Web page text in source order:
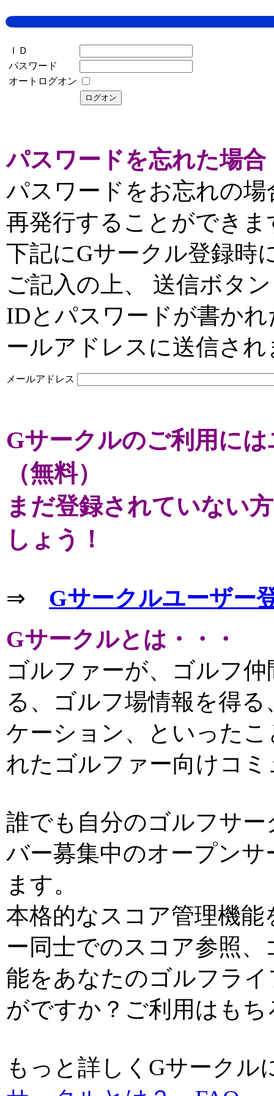
ＩＤ
パスワード
オートログオン
パスワードを忘れた場合
パスワードをお忘れの
再発行することができま
下記にGサークル登録時
ご記入の上、 送信ボタ
IDとパスワードが書か
ールアドレスに送信され
メールアドレス
Gサークルのご利用に
（無料）
まだ登録されていない
しょう！
⇒ Gサークルユーザー
Gサークルとは・・・
ゴルファーが、ゴルフ
る、ゴルフ場情報を得
ケーション、といった
れたゴルファー向けコ
誰でも自分のゴルフサ
バー募集中のオープン
ます。
本格的なスコア管理機
ー同士でのスコア参照
能をあなたのゴルフラ
がですか？ご利用はも
もっと詳しくGサーク